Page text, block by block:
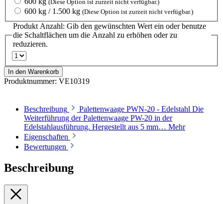
(Diese Option ist zurzeit nicht verfügbar.)
600 kg / 1.500 kg (Diese Option ist zurzeit nicht verfügbar.)
Produkt Anzahl: Gib den gewünschten Wert ein oder benutze
die Schaltflächen um die Anzahl zu erhöhen oder zu
reduzieren.
In den Warenkorb
Produktnummer: VE10319
Beschreibung
Palettenwaage PWN-20 - Edelstahl Die
Weiterführung der Palettenwaage PW-20 in der
Edelstahlausführung. Hergestellt aus 5 mm… Mehr
Eigenschaften
Bewertungen
Beschreibung